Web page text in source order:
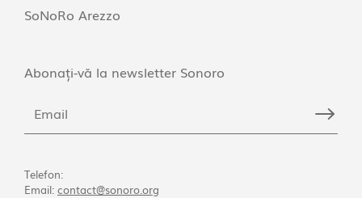
SoNoRo Arezzo
Abonați-vă la newsletter Sonoro
Telefon:
Email: contact@sonoro.org